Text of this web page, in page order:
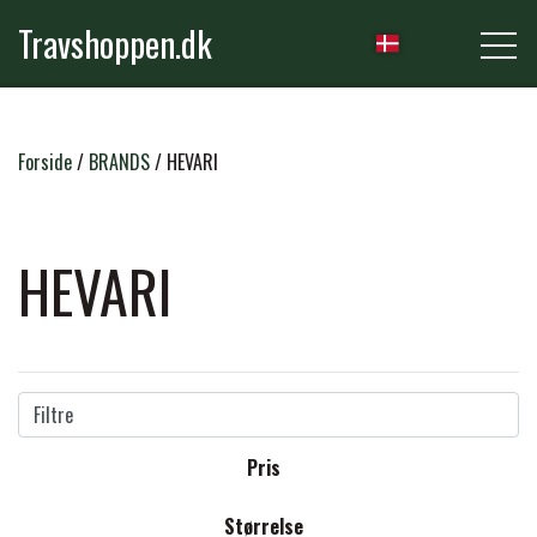
Travshoppen.dk
NYHEDER
RYTTER
RIDEBUKSER & LEGGINS
TRØJER, BLUSER & T-SHIRTS
PLEJE & STALD
STRIGLER & TILBEHØR
Forside BRANDS HEVARI
HEVARI
Filtre
Pris
Størrelse